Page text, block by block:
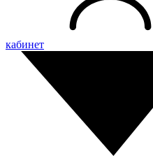
кабинет